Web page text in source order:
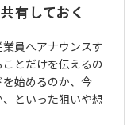
有しておく
員へアナウンスす
とだけを伝えるの
始めるのか、今
といった狙いや想